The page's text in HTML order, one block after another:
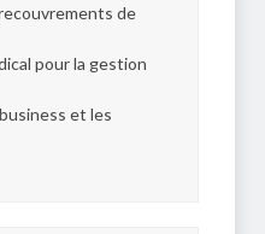
de
pour la gestion
et les